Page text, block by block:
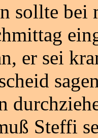
sollte
er sei
Steffi